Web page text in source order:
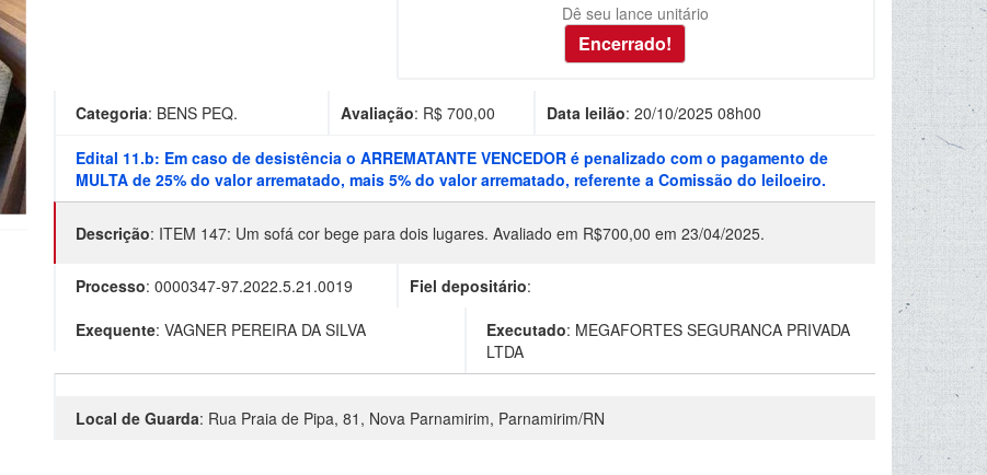
Dê seu lance unitário
Categoria: BENS PEQ. Avaliação: R$ 700,00 Data leilão: 20/10/2025 08h00
Edital 11.b: Em caso de desistência o ARREMATANTE VENCEDOR é penalizado com o pagamento de
MULTA de 25% do valor arrematado, mais 5% do valor arrematado, referente a Comissão do leiloeiro.
Descrição: ITEM 147: Um sofá cor bege para dois lugares. Avaliado em R$700,00 em 23/04/2025.
Processo: 0000347-97.2022.5.21.0019 Fiel depositário:
Exequente: VAGNER PEREIRA DA SILVA Executado: MEGAFORTES SEGURANCA PRIVADA
LTDA
Local de Guarda: Rua Praia de Pipa, 81, Nova Parnamirim, Parnamirim/RN